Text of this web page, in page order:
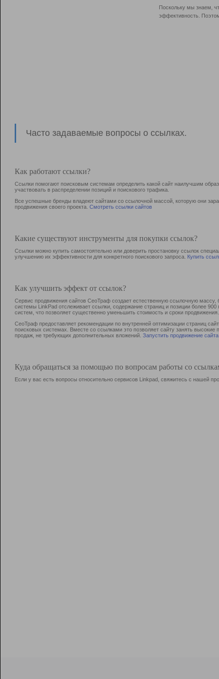
Поскольку мы знаем,
эффективность.
Часто задаваемые вопросы о ссылках.
Как работают ссылки?
Ссылки помогают поисковым системам определить какой сайт наилучшим
участвовать в раcпределении позиций и поискового трафика.
Все успешные бренды владеют сайтами со ссылочной массой, которую они
продвижения своего проекта. Смотреть ссылки сайтов
Какие существуют инструменты для покупки ссылок?
Ссылки можно купить самостоятельно или доверить простановку ссылок
улучшению их эффективности для конкретного поискового запроса. Купить
Как улучшить эффект от ссылок?
Сервис продвижения сайтов СеоТраф создает естественную ссылочную
системы LinkPad отслеживает ссылки, содержание страниц и позиции более
систем, что позволяет существенно уменьшить стоимость и сроки продвижения.
СеоТраф предоставляет рекомендации по внутренней оптимизации страниц
поисковых системах. Вместе со ссылками это позволяет сайту занять
продаж, не требующих дополнительных вложений. Запустить продвижение сайта
Куда обращаться за помощью по вопросам работы со
Если у вас есть вопросы относительно сервисов Linkpad, свяжитесь с нашей